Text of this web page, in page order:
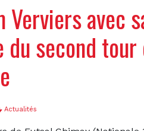
Verviers avec
du second
Actualités